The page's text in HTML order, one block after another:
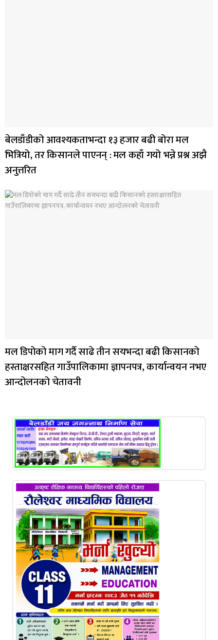
बेलडाँडीको आवश्यकताभन्दा १३ हजार बढी बोरा मल
भित्रियो, तर किसानले पाएनन् : मल कहाँ गयो भन्ने प्रश्न अझै
अनुत्तरित
मल डिपोको माग गर्दै साढे तीन सयभन्दा बढी किसानको
हस्ताक्षरसहित गाउँपालिकामा ज्ञापनपत्र, कार्यान्वयन नभए
आन्दोलनको चेतावनी